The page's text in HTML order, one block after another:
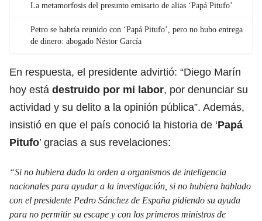
La metamorfosis del presunto emisario de alias ‘Papá Pitufo’
Petro se habría reunido con ‘Papá Pitufo’, pero no hubo entrega
de dinero: abogado Néstor García
En respuesta, el presidente advirtió: “Diego Marín
hoy está destruido por mi labor, por denunciar su
actividad y su delito a la opinión pública”. Además,
insistió en que el país conoció la historia de ‘Papá
Pitufo’ gracias a sus revelaciones:
“Si no hubiera dado la orden a organismos de inteligencia
nacionales para ayudar a la investigación, si no hubiera hablado
con el presidente Pedro Sánchez de España pidiendo su ayuda
para no permitir su escape y con los primeros ministros de